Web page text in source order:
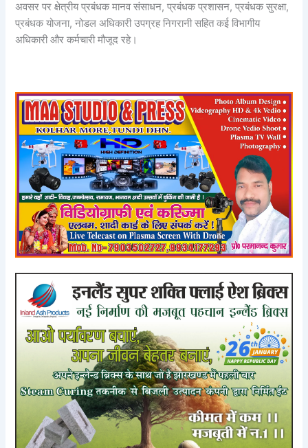
अवसर पर क्षेत्रीय प्रबंधक मानव संसाधन, प्रबंधक प्रशासन, प्रबंधक सुरक्षा,
प्रबंधक योजना, नोडल अधिकारी उपग्रह निगरानी सहित कई विभागीय
अधिकारी और कर्मचारी मौजूद रहे।